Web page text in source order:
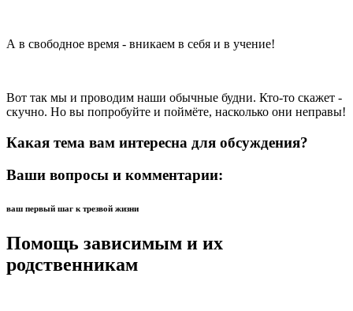
А в свободное время - вникаем в себя и в учение!
Вот так мы и проводим наши обычные будни. Кто-то скажет -
скучно. Но вы попробуйте и поймёте, насколько они неправы!
Какая тема вам интересна для обсуждения?
Ваши вопросы и комментарии:
ваш первый шаг к трезвой жизни
Помощь зависимым и их
родственникам